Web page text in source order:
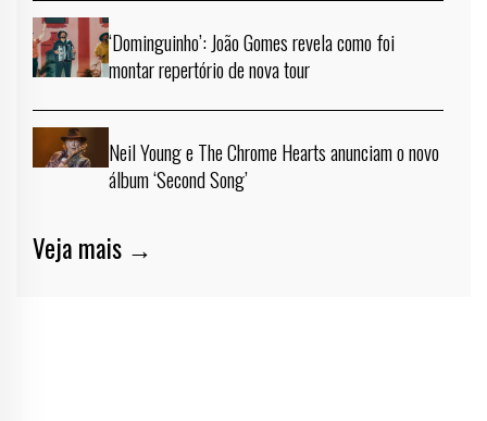
‘Dominguinho’: João Gomes revela como foi
montar repertório de nova tour
Neil Young e The Chrome Hearts anunciam o novo
álbum ‘Second Song’
Veja mais →